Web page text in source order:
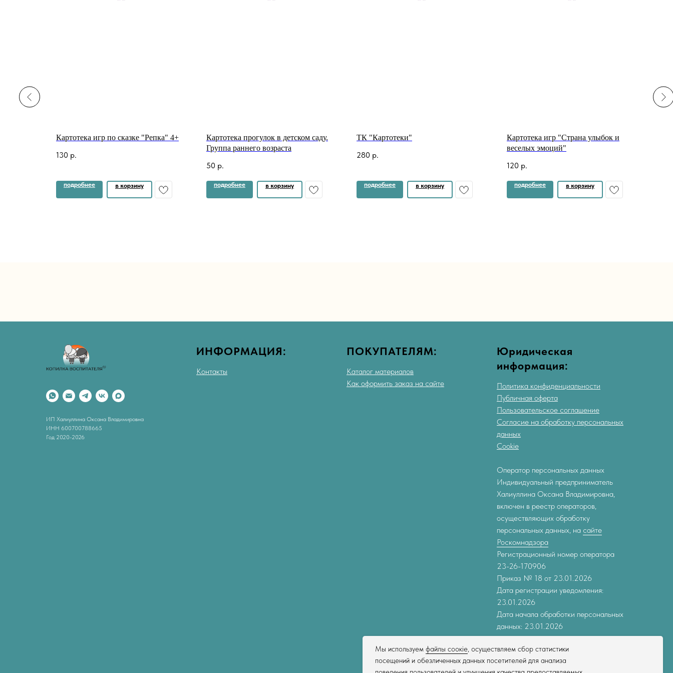
Картотека игр по сказке "Репка" 4+
130 р.
подробнее в корзину
Картотека прогулок в детском саду.
Группа раннего возраста
50 р.
подробнее в корзину
ТК "Картотеки"
280 р.
подробнее в корзину
Картотека игр "Страна улыбок и
веселых эмоций"
120 р.
подробнее в корзину
Мы используем файлы соокіе, осуществляем сбор статистики
посещений и обезличенных данных посетителей для анализа
ИП Халиуллина Оксана Владимировна
ИНН 600700788665
Год 2020-2026
ИНФОРМАЦИЯ:
Контакты
ПОКУПАТЕЛЯМ:
Каталог материалов
Как оформить заказ на сайте
Юридическая
информация:
Политика конфиденциальности
Публичная оферта
Пользовательское соглашение
Согласие на обработку персональных
данных
Cookie
Оператор персональных данных
Индивидуальный предприниматель
Халиуллина Оксана Владимировна,
включен в реестр операторов,
осуществляющих обработку
персональных данных, на сайте
Роскомнадзора
Регистрационный номер оператора
23-26-170906
Приказ № 18 от 23.01.2026
Дата регистрации уведомления:
23.01.2026
Дата начала обработки персональных
данных: 23.01.2026